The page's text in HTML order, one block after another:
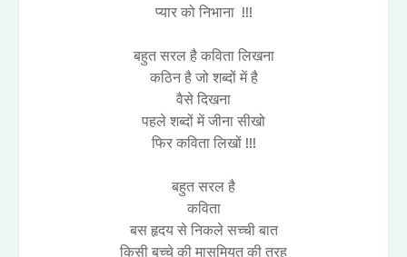
प्यार को निभाना !!!
बहुत सरल है कविता लिखना
कठिन है जो शब्दों में है
वैसे दिखना
पहले शब्दों में जीना सीखो
फिर कविता लिखों !!!
बहुत सरल है
कविता
बस हृदय से निकले सच्ची बात
किसी बच्चे की मासुमियत की तरह